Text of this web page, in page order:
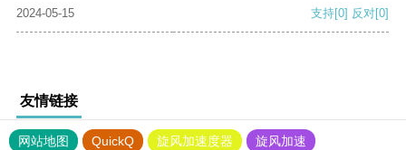
2024-05-15 支持[0] 反对[0]
友情链接
网站地图 QuickQ 旋风加速度器
旋风加速